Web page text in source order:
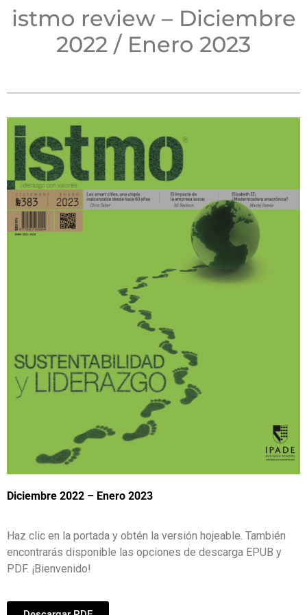
istmo review – Diciembre
2022 / Enero 2023
Diciembre 2022 – Enero 2023
Haz clic en la portada y obtén la versión hojeable. También
encontrarás disponible las opciones de descarga EPUB y
PDF. ¡Bienvenido!